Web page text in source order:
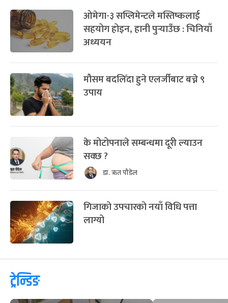
ओमेगा-३ सप्लिमेन्टले मस्तिष्कलाई
सहयोग होइन, हानी पुर्‍याउँछ : चिनियाँ
अध्ययन
मौसम बदलिँदा हुने एलर्जीबाट बच्ने ९
उपाय
के मोटोपनाले सम्बन्धमा दूरी ल्याउन
सक्छ ?
डा. ऋत पौडेल
गिजाको उपचारको नयाँ विधि पत्ता
लाग्यो
ट्रेन्डिङ